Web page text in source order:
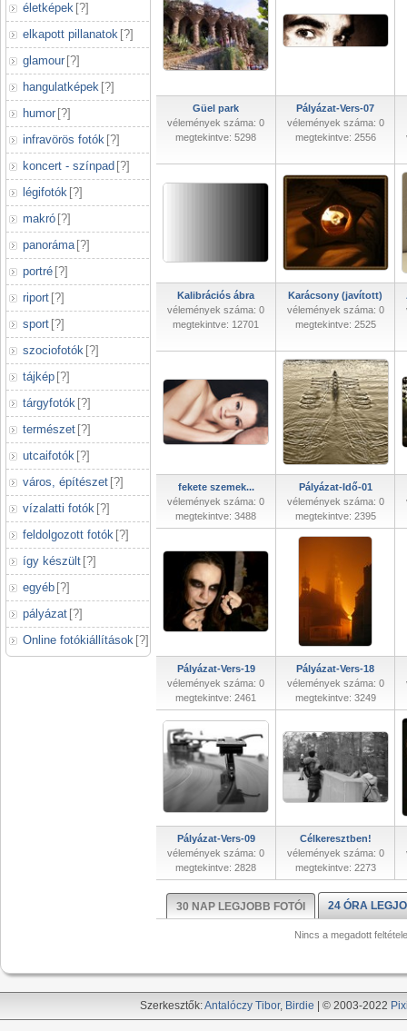
életképek [?]
elkapott pillanatok [?]
glamour [?]
hangulatképek [?]
humor [?]
infravörös fotók [?]
koncert - színpad [?]
légifotók [?]
makró [?]
panoráma [?]
portré [?]
riport [?]
sport [?]
szociofotók [?]
tájkép [?]
tárgyfotók [?]
természet [?]
utcaifotók [?]
város, építészet [?]
vízalatti fotók [?]
feldolgozott fotók [?]
így készült [?]
egyéb [?]
pályázat [?]
Online fotókiállítások [?]
Güel park
vélemények száma: 0
megtekintve: 5298
Pályázat-Vers-07
vélemények száma: 0
megtekintve: 2556
Kalibrációs ábra
vélemények száma: 0
megtekintve: 12701
Karácsony (javított)
vélemények száma: 0
megtekintve: 2525
fekete szemek...
vélemények száma: 0
megtekintve: 3488
Pályázat-Idő-01
vélemények száma: 0
megtekintve: 2395
Pályázat-Vers-19
vélemények száma: 0
megtekintve: 2461
Pályázat-Vers-18
vélemények száma: 0
megtekintve: 3249
Pályázat-Vers-09
vélemények száma: 0
megtekintve: 2828
Célkeresztben!
vélemények száma: 0
megtekintve: 2273
30 NAP LEGJOBB FOTÓI 24 ÓRA
Nincs a megadott
Szerkesztők:Antalóczy Tibor, Birdie | © 2003-2022